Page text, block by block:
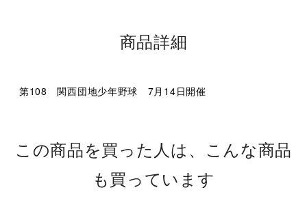
商品詳細
第108 関西団地少年野球 7月14日開催
この商品を買った人は、こんな商品
も買っています